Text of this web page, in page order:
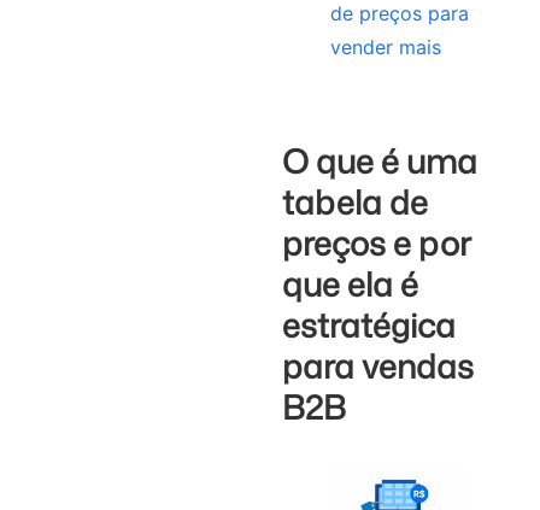
de preços para
vender mais
O que é uma
tabela de
preços e por
que ela é
estratégica
para vendas
B2B